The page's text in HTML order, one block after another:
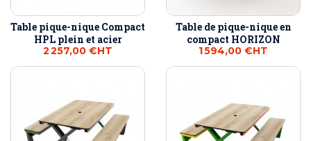
Table pique-nique Compact
HPL plein et acier
2 257,00 €HT
Table de pique-nique en
compact HORIZON
1 594,00 €HT